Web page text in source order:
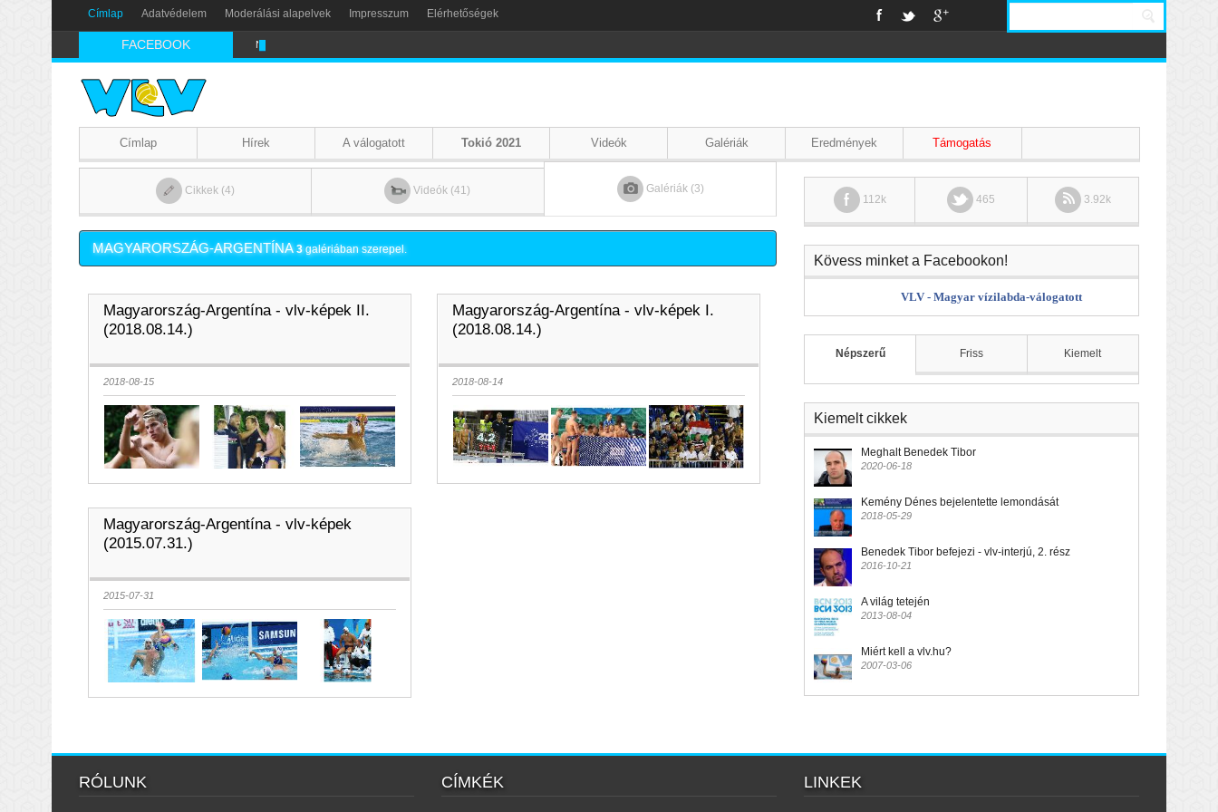
Címlap Adatvédelem Moderálási alapelvek Impresszum Elérhetőségek
FACEBOOK Nikics-gól lábbal
Címlap Hírek A válogatott Tokió 2021 Videók Galériák Eredmények Támogatás
Cikkek (4) Videók (41) Galériák (3)
MAGYARORSZÁG-ARGENTÍNA 3galériában szerepel.
Magyarország-Argentína - vlv-képek II.
(2018.08.14.)
2018-08-15
Magyarország-Argentína - vlv-képek I.
(2018.08.14.)
2018-08-14
Magyarország-Argentína - vlv-képek
(2015.07.31.)
2015-07-31
112k 465 3.92k
Kövess minket a Facebookon!
VLV - Magyar vízilabda-válogatott
Népszerű Friss Kiemelt
Kiemelt cikkek
Meghalt Benedek Tibor
2020-06-18
Kemény Dénes bejelentette lemondását
2018-05-29
Benedek Tibor befejezi - vlv-interjú, 2. rész
2016-10-21
A világ tetején
2013-08-04
Miért kell a vlv.hu?
2007-03-06
RÓLUNK CÍMKÉK LINKEK